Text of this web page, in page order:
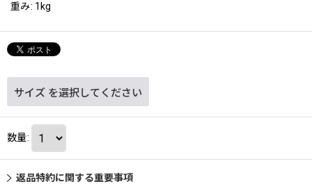
重み: 1kg
サイズ を選択してください
数量:
返品特約に関する重要事項